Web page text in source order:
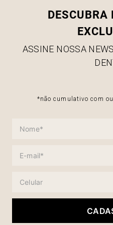
DESCUBRA
ASSINE NOSSA
*não cumulativo com